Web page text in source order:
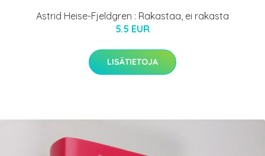
Astrid Heise-Fjeldgren : Rakastaa, ei rakasta
5.5 EUR
LISÄTIETOJA